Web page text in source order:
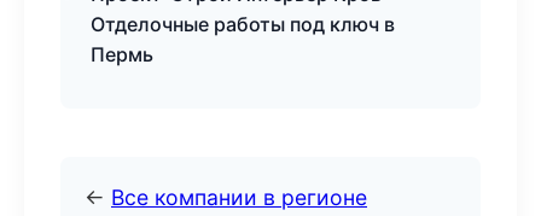
Отделочные работы под ключ в
Пермь
← Все компании в регионе